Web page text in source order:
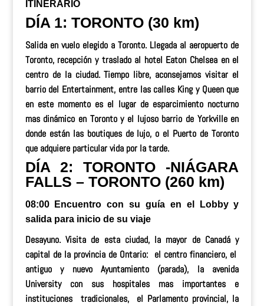
ITINERARIO
DÍA 1: TORONTO (30 km)
Salida en vuelo elegido a Toronto. Llegada al aeropuerto de
Toronto, recepción y traslado al hotel Eaton Chelsea en el
centro de la ciudad. Tiempo libre, aconsejamos visitar el
barrio del Entertainment, entre las calles King y Queen que
en este momento es el lugar de esparcimiento nocturno
mas dinámico en Toronto y el lujoso barrio de Yorkville en
donde están las boutiques de lujo, o el Puerto de Toronto
que adquiere particular vida por la tarde.
DÍA 2: TORONTO -NIÁGARA
FALLS – TORONTO (260 km)
08:00 Encuentro con su guía en el Lobby y
salida para inicio de su viaje
Desayuno. Visita de esta ciudad, la mayor de Canadá y
capital de la provincia de Ontario: el centro financiero, el
antiguo y nuevo Ayuntamiento (parada), la avenida
University con sus hospitales mas importantes e
instituciones tradicionales, el Parlamento provincial, la